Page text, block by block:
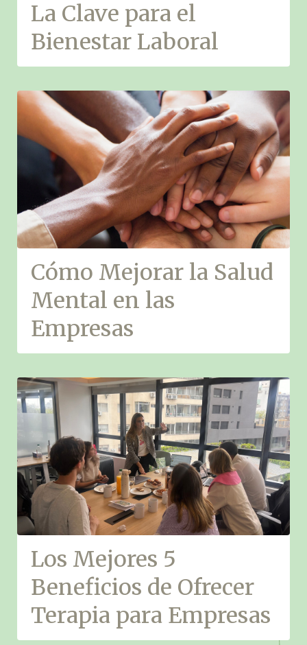
La Clave para el
Bienestar Laboral
Cómo Mejorar la Salud
Mental en las
Empresas
Los Mejores 5
Beneficios de Ofrecer
Terapia para Empresas